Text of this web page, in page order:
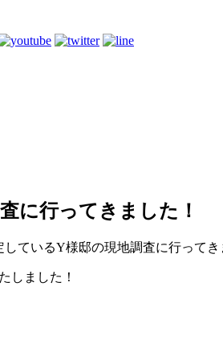
に行ってきました！
しているY様邸の現地調査に行ってき
しました！